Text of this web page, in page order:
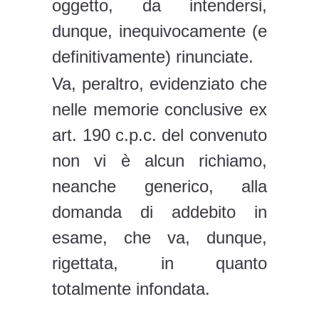
oggetto, da intendersi,
dunque, inequivocamente (e
definitivamente) rinunciate.
Va, peraltro, evidenziato che
nelle memorie conclusive ex
art. 190 c.p.c. del convenuto
non vi è alcun richiamo,
neanche generico, alla
domanda di addebito in
esame, che va, dunque,
rigettata, in quanto
totalmente infondata.